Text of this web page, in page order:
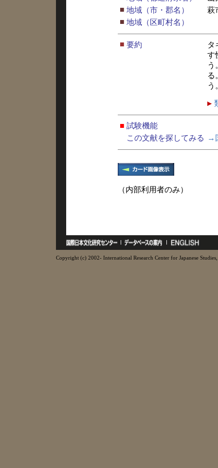
■ 地域（市・郡名）
萩
■ 地域（区町村名）
■ 要約
タ
す
う
る
う
■ 試験機能
この文献を探してみる
→
（内部利用者のみ）
Copyright (c) 2002- International Research Center for Japanese